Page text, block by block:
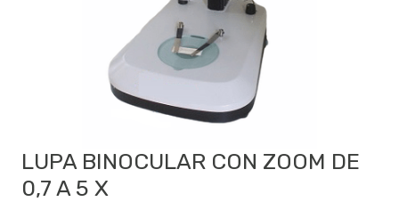
LUPA BINOCULAR CON ZOOM DE
0,7 A 5 X